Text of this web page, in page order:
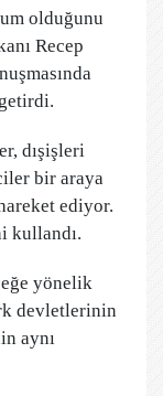
olduğunu
Recep
dışişleri
bir araya
ediyor.
kullandı.
yönelik
devletlerinin
aynı